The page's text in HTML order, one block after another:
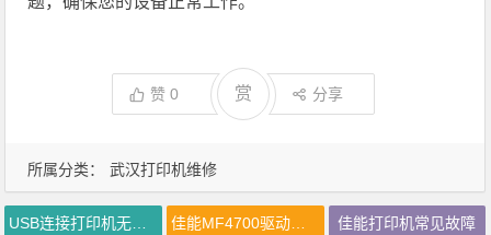
所属分类： 武汉打印机维修
赞0 赏 分享
USB连接打印机无反应 佳能MF4700驱动如何安装 佳能打印机常见故障